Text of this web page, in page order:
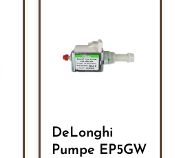
DeLonghi
Pumpe EP5GW